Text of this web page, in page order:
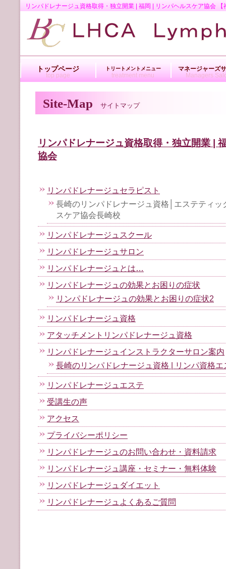
リンパドレナージュ資格取得・独立開業 | 福岡 | リンパヘルスケア協会
Site-Map サイトマップ
リンパドレナージュ資格取得・独立開業 |
協会
リンパドレナージュセラピスト
長崎のリンパドレナージュ資格│エステティ
スケア協会長崎校
リンパドレナージュスクール
リンパドレナージュサロン
リンパドレナージュとは…
リンパドレナージュの効果とお困りの症状
リンパドレナージュの効果とお困りの症状2
リンパドレナージュ資格
アタッチメントリンパドレナージュ資格
リンパドレナージュインストラクターサロン案内
長崎のリンパドレナージュ資格 | リンパ資格
リンパドレナージュエステ
受講生の声
アクセス
プライバシーポリシー
リンパドレナージュのお問い合わせ・資料請求
リンパドレナージュ講座・セミナー・無料体験
リンパドレナージュダイエット
リンパドレナージュよくあるご質問
トップページ
top page
トリートメントメニュー
treatment menu
マネージャーズ
Managers